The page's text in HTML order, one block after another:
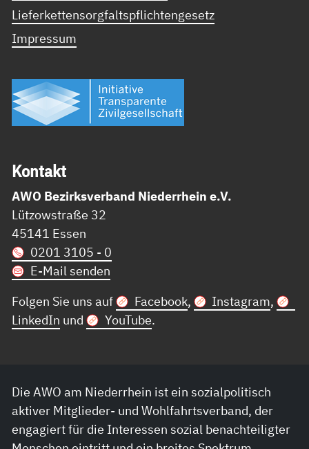
Lieferkettensorgfaltspflichtengesetz
Impressum
Kon­takt
AWO Bezirksverband Niederrhein e.V.
Lützowstraße 32
45141 Essen
0201 3105 - 0
E-Mail senden
Folgen Sie uns auf
Facebook, Instagram,
LinkedIn und YouTube.
Die AWO am Niederrhein ist ein sozialpolitisch
aktiver Mitglieder- und Wohlfahrtsverband, der
engagiert für die Interessen sozial benachteiligter